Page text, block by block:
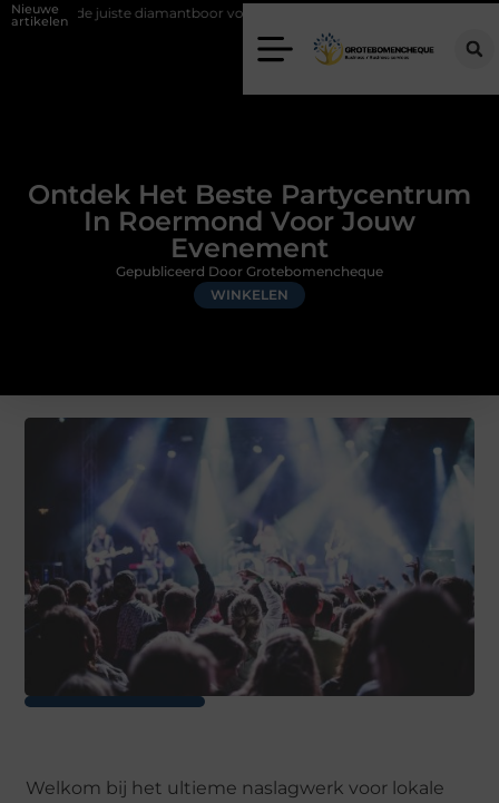
Nieuwe
artikelen
diamantboor voor uw project Hoe weersomstandigheden de
Ontdek Het Beste Partycentrum
In Roermond Voor Jouw
Evenement
WINKELEN
Gepubliceerd Door Grotebomencheque
Welkom bij het ultieme naslagwerk voor lokale